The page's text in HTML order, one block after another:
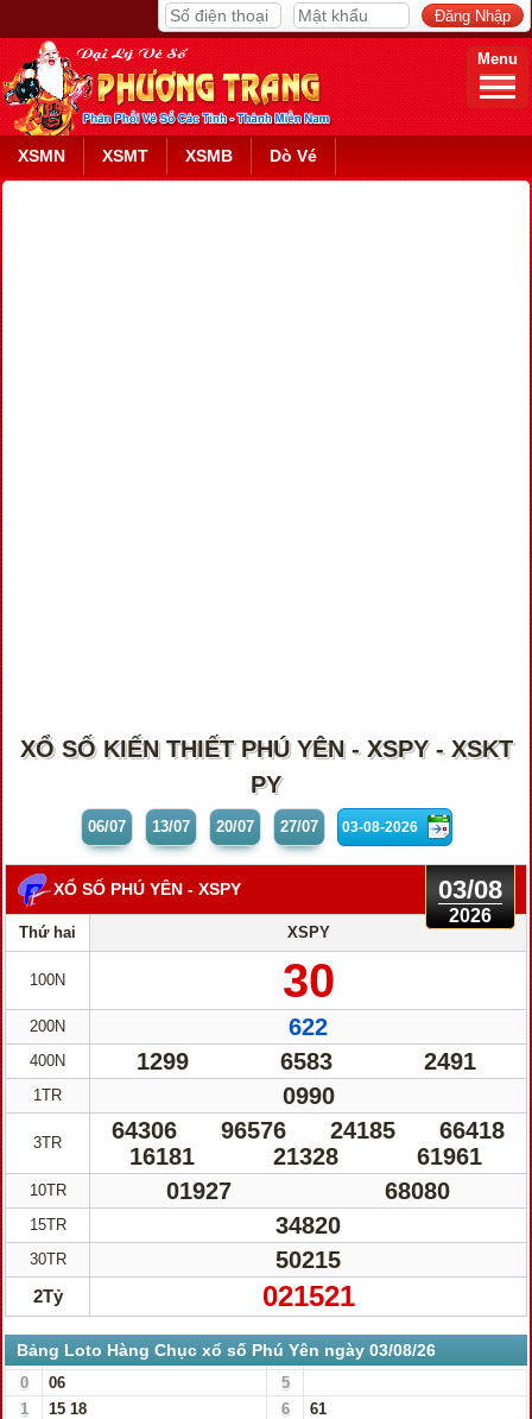
Menu
XSMN XSMT XSMB Dò Vé
XỔ SỐ KIẾN THIẾT PHÚ YÊN - XSPY - XSKT
PY
06/07 13/07 20/07 27/07
XỔ SỐ PHÚ YÊN - XSPY 03/08
2026
Thứ hai XSPY
100N 30
200N 622
400N 1299 6583 2491
1TR 0990
3TR 64306 96576 24185
66418
16181
21328 61961
10TR 01927 68080
15TR 34820
30TR 50215
2Tỷ 021521
Bảng Loto Hàng Chục xổ số Phú Yên ngày 03/08/26
0 06
5
1
15 18 6
61